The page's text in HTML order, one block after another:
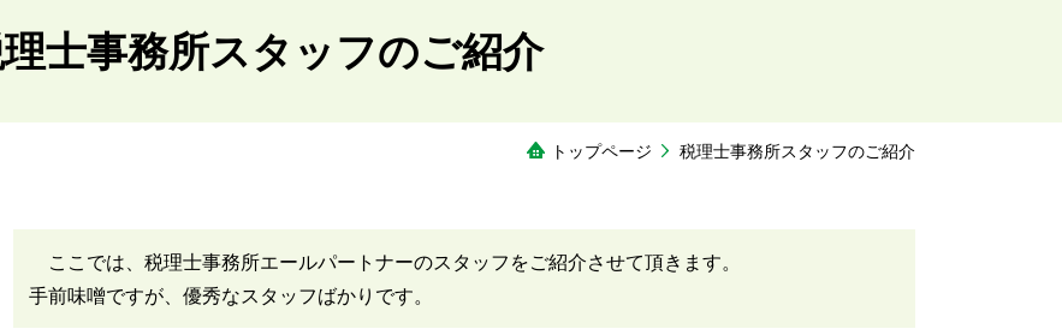
士事務所スタッフのご紹介
トップページ 税理士事務所スタッフのご紹介
ここでは、税理士事務所エールパートナーのスタッフをご紹介させて頂きます。
手前味噌ですが、優秀なスタッフばかりです。